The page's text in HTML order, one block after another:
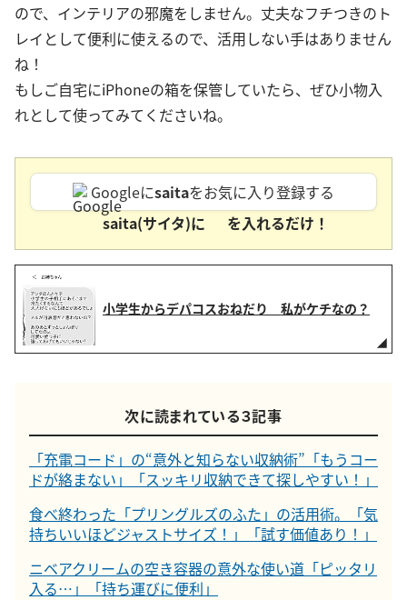
ので、インテリアの邪魔をしません。丈夫なフチつきのト
レイとして便利に使えるので、活用しない手はありません
ね！
もしご自宅にiPhoneの箱を保管していたら、ぜひ小物入
れとして使ってみてくださいね。
Googleにsaitaをお気に入り登録する
saita(サイタ)に
を入れるだけ！
小学生からデパコスおねだり 私がケチなの？
次に読まれている３記事
「充電コード」の“意外と知らない収納術”「もうコー
ドが絡まない」「スッキリ収納できて探しやすい！」
食べ終わった「プリングルズのふた」の活用術。「気
持ちいいほどジャストサイズ！」「試す価値あり！」
ニベアクリームの空き容器の意外な使い道「ピッタリ
入る…」「持ち運びに便利」